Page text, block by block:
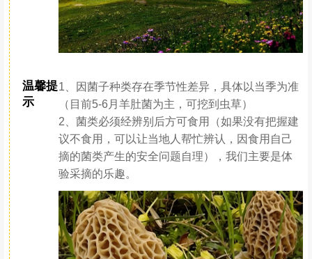
温馨提
示
1、因菌子种类存在季节性差异，具体以当季为准
（目前5-6月羊肚菌为主，可挖到虫草）
2、菌类必须经辨别后方可食用（如果没有把握建
议不食用，可以让当地人帮忙辨认，因食用自己
摘的菌类产生的安全问题自理），我们主要是体
验采摘的乐趣。